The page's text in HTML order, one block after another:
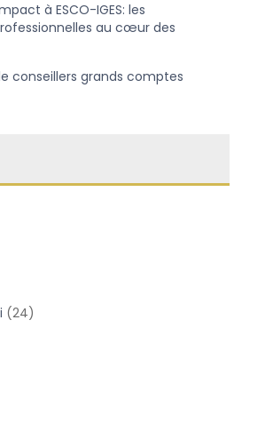
à ESCO-IGES: les
au cœur des
conseillers grands comptes
(24)